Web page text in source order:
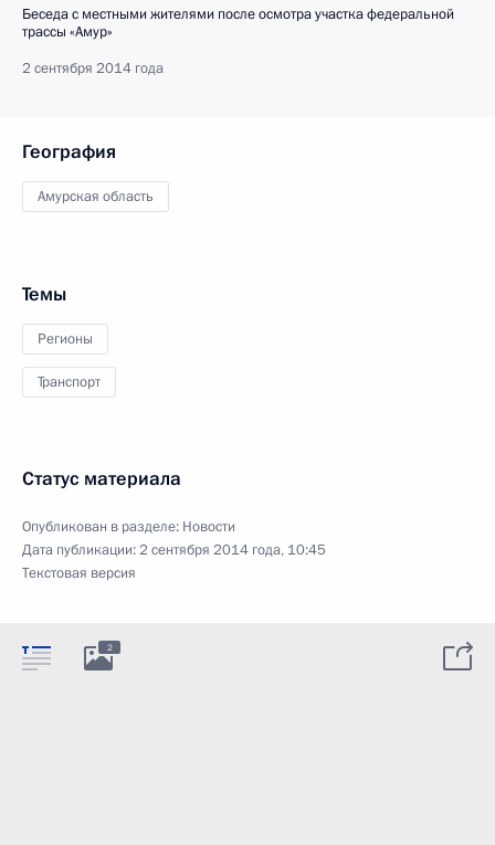
Беседа с местными жителями после осмотра участка федеральной
трассы «Амур»
2 сентября 2014 года
География
Амурская область
Темы
Регионы
Транспорт
Статус материала
Опубликован в разделе: Новости
Дата публикации:2 сентября 2014 года, 10:45
Текстовая версия
2